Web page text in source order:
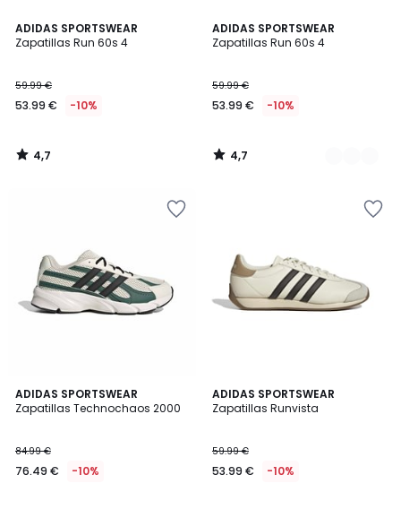
ADIDAS SPORTSWEAR
Zapatillas Run 60s 4
59.99 €
53.99 € -10%
4,7
/ 5
4,7
/
ADIDAS SPORTSWEAR
Zapatillas Run 60s 4
59.99 €
53.99 € -10%
4,7
/ 5
2
Colores
4,7
/
ADIDAS SPORTSWEAR
Zapatillas Technochaos 2000
84.99 €
76.49 € -10%
4,8
/ 5
3
Colores
ADIDAS SPORTSWEAR
Zapatillas Runvista
59.99 €
53.99 € -10%
4,3
/ 5